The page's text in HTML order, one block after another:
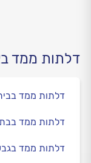
דלתות ממד
דלתות ממד
דלתות ממד
דלתות ממד